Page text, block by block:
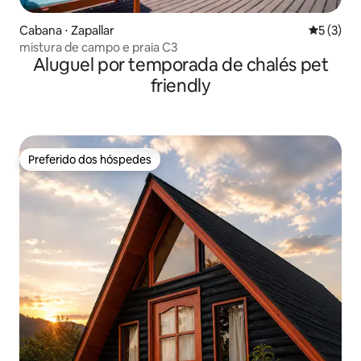
Cabana ⋅ Zapallar 5 de
5 (3)
mistura de campo e praia C3
Aluguel por temporada de chalés pet
friendly
Preferido dos hóspedes
Preferido dos hóspedes